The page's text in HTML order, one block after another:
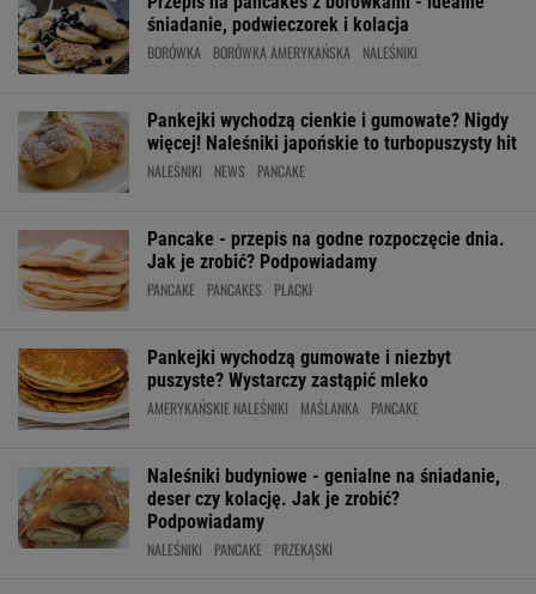
śniadanie, podwieczorek i kolacja
BORÓWKA BORÓWKA AMERYKAŃSKA NALEŚNIKI
Pankejki wychodzą cienkie i gumowate? Nigdy
więcej! Naleśniki japońskie to turbopuszysty hit
NALEŚNIKI NEWS PANCAKE
Pancake - przepis na godne rozpoczęcie dnia.
Jak je zrobić? Podpowiadamy
PANCAKE PANCAKES PLACKI
Pankejki wychodzą gumowate i niezbyt
puszyste? Wystarczy zastąpić mleko
AMERYKAŃSKIE NALEŚNIKI MAŚLANKA PANCAKE
Naleśniki budyniowe - genialne na śniadanie,
deser czy kolację. Jak je zrobić?
Podpowiadamy
NALEŚNIKI PANCAKE PRZEKĄSKI